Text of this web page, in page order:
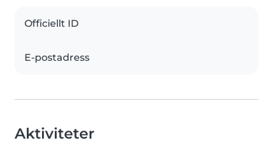
Officiellt ID
E-postadress
Aktiviteter